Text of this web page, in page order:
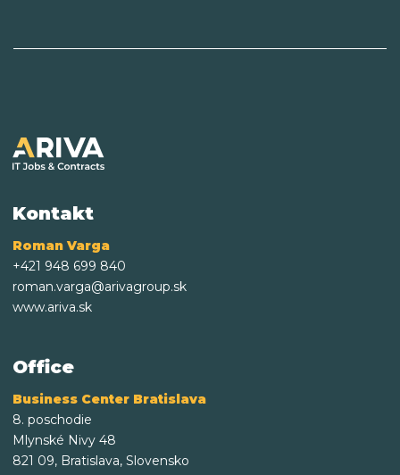
Kontakt
Roman Varga
+421 948 699 840
roman.varga@arivagroup.sk
www.ariva.sk
Office
Business Center Bratislava
8. poschodie
Mlynské Nivy 48
821 09, Bratislava, Slovensko